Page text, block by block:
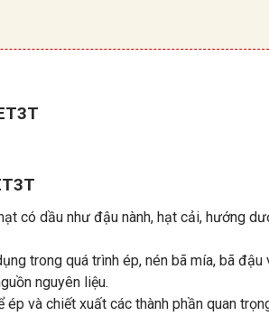
có dầu như đậu nành, hạt cải, hướng
trong quá trình ép, nén bã mía, bã đậu
nguyên liệu.
và chiết xuất các thành phần quan